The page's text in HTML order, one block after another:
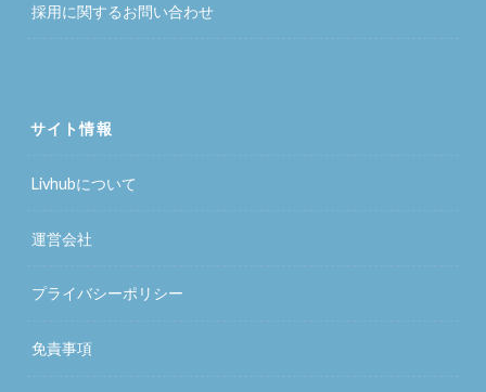
採用に関するお問い合わせ
サイト情報
Livhubについて
運営会社
プライバシーポリシー
免責事項